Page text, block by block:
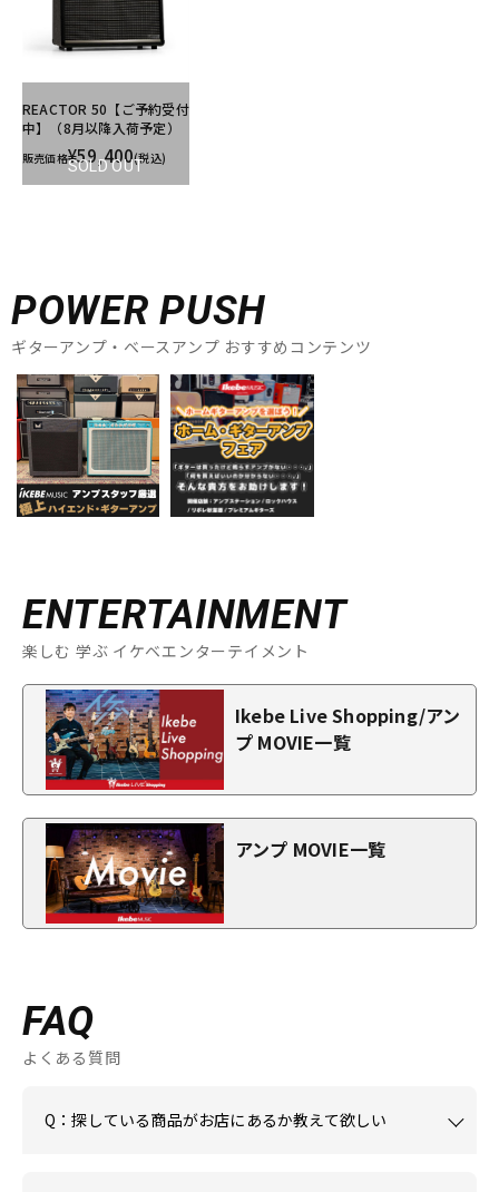
SOLD OUT
REACTOR 50【ご予約受付
中】（8月以降入荷予定）
販売価格¥59,400(税込)
POWER PUSH
ギターアンプ・ベースアンプ おすすめコンテンツ
ENTERTAINMENT
楽しむ 学ぶ イケベエンターテイメント
Ikebe Live Shopping/アン
プ MOVIE一覧
アンプ MOVIE一覧
FAQ
よくある質問
Q：探している商品がお店にあるか教えて欲しい